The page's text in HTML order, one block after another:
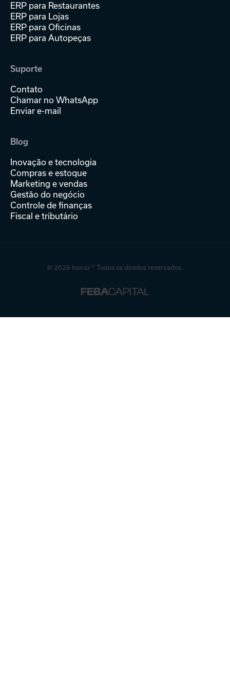
ERP para Restaurantes
ERP para Lojas
ERP para Oficinas
ERP para Autopeças
Suporte
Contato
Chamar no WhatsApp
Enviar e-mail
Blog
Inovação e tecnologia
Compras e estoque
Marketing e vendas
Gestão do negócio
Controle de finanças
Fiscal e tributário
© 2026 Inovar ® Todos os direitos reservados.